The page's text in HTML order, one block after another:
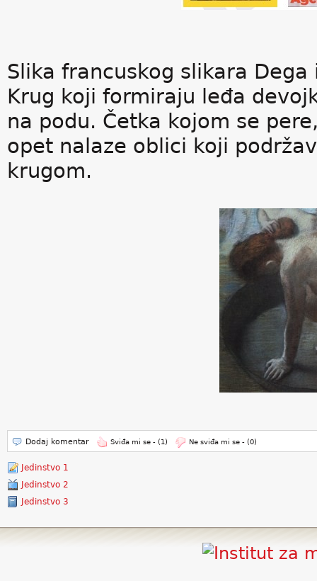
Slika francuskog slikara
Krug koji formiraju leđa
na podu. Četka kojom se
opet nalaze oblici koji
krugom.
Dodaj komentar Sviđa mi se - (1) Ne sviđa mi se - (0)
Jedinstvo 1
Jedinstvo 2
Jedinstvo 3